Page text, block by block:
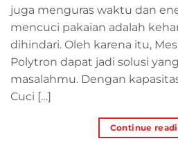
juga menguras waktu dan
mencuci pakaian adalah
dihindari. Oleh karena itu,
Polytron dapat jadi solusi
masalahmu. Dengan
Cuci […]
Continue